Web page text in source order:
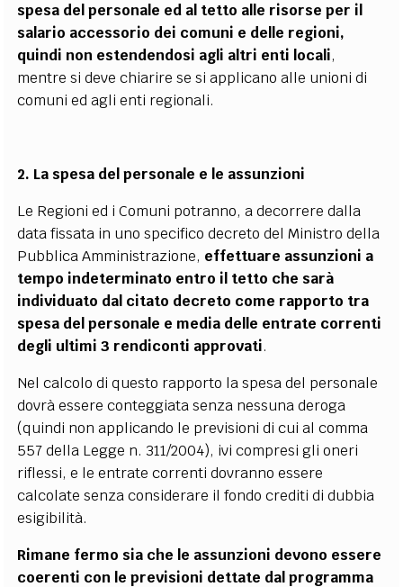
spesa del personale ed al tetto alle risorse per il
salario accessorio dei comuni e delle regioni,
quindi non estendendosi agli altri enti locali,
mentre si deve chiarire se si applicano alle unioni di
comuni ed agli enti regionali.
2. La spesa del personale e le assunzioni
Le Regioni ed i Comuni potranno, a decorrere dalla
data fissata in uno specifico decreto del Ministro della
Pubblica Amministrazione, effettuare assunzioni a
tempo indeterminato entro il tetto che sarà
individuato dal citato decreto come rapporto tra
spesa del personale e media delle entrate correnti
degli ultimi 3 rendiconti approvati.
Nel calcolo di questo rapporto la spesa del personale
dovrà essere conteggiata senza nessuna deroga
(quindi non applicando le previsioni di cui al comma
557 della Legge n. 311/2004), ivi compresi gli oneri
riflessi, e le entrate correnti dovranno essere
calcolate senza considerare il fondo crediti di dubbia
esigibilità.
Rimane fermo sia che le assunzioni devono essere
coerenti con le previsioni dettate dal programma